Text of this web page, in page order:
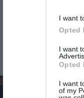
I want
Opted
I want
Opted
I want
of my